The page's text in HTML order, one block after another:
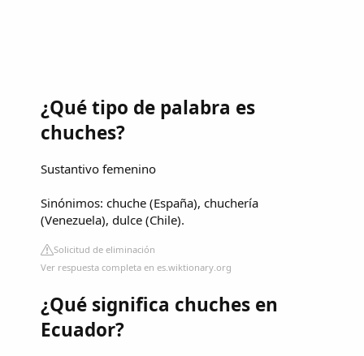
¿Qué tipo de palabra es
chuches?
Sustantivo femenino
Sinónimos: chuche (España), chuchería
(Venezuela), dulce (Chile).
Solicitud de eliminación
Ver respuesta completa en es.wiktionary.org
¿Qué significa chuches en
Ecuador?